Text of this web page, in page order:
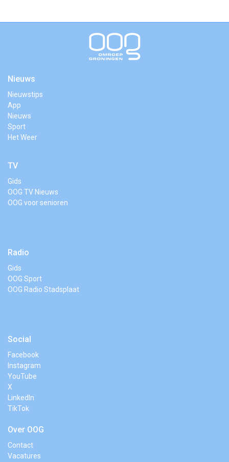
Nieuws
Nieuwstips
App
Nieuws
Sport
Het Weer
TV
Gids
OOG TV Nieuws
OOG voor senioren
Radio
Gids
OOG Sport
OOG Radio Stadsplaat
Social
Facebook
Instagram
YouTube
X
LinkedIn
TikTok
Over OOG
Contact
Vacatures